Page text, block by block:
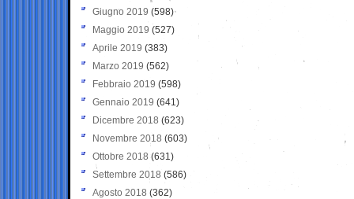
Giugno 2019 (598)
Maggio 2019 (527)
Aprile 2019 (383)
Marzo 2019 (562)
Febbraio 2019 (598)
Gennaio 2019 (641)
Dicembre 2018 (623)
Novembre 2018 (603)
Ottobre 2018 (631)
Settembre 2018 (586)
Agosto 2018 (362)